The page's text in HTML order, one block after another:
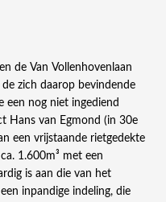
de Van Vollenhovenlaan
zich daarop bevindende
een nog niet ingediend
Hans van Egmond (in 30e
een vrijstaande rietgedekte
1.600m³ met een
is aan die van het
inpandige indeling, die